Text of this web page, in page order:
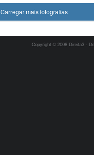
Carregar mais fotografias
Copyright © 2008 Direita3 -